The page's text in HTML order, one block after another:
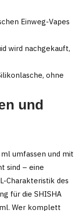
Einweg-Vapes
wird nachgekauft,
ohne
und
umfassen und mit
sind – eine
Charakteristik des
für die SHISHA
Wer komplett